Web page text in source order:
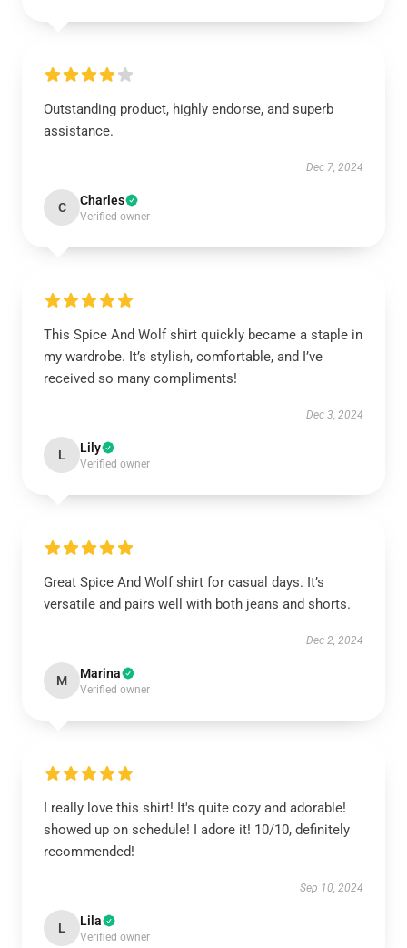
Outstanding product, highly endorse, and superb
assistance.
Dec 7, 2024
C Charles
Verified owner
This Spice And Wolf shirt quickly became a staple in
my wardrobe. It’s stylish, comfortable, and I’ve
received so many compliments!
Dec 3, 2024
L Lily
Verified owner
Great Spice And Wolf shirt for casual days. It’s
versatile and pairs well with both jeans and shorts.
Dec 2, 2024
M Marina
Verified owner
I really love this shirt! It's quite cozy and adorable!
showed up on schedule! I adore it! 10/10, definitely
recommended!
Sep 10, 2024
L Lila
Verified owner